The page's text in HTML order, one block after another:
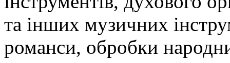
та інших музичних
романси, обробки